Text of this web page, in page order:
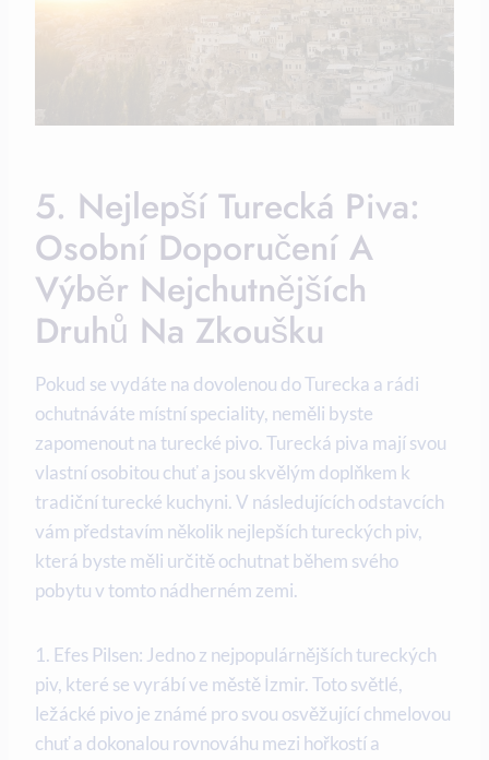
5. Nejlepší Turecká Piva:
Osobní Doporučení A
Výběr Nejchutnějších
Druhů Na Zkoušku
Pokud se vydáte na dovolenou do Turecka a rádi
ochutnáváte místní speciality, neměli byste
zapomenout na turecké pivo. Turecká piva mají svou
vlastní osobitou chuť a jsou skvělým doplňkem k
tradiční turecké kuchyni. V následujících odstavcích
vám představím několik nejlepších tureckých piv,
která byste měli určitě ochutnat během svého
pobytu v tomto nádherném zemi.
1. Efes Pilsen: Jedno z nejpopulárnějších tureckých
piv, které se vyrábí ve městě İzmir. Toto světlé,
ležácké pivo je známé pro svou osvěžující chmelovou
chuť a dokonalou rovnováhu mezi hořkostí a